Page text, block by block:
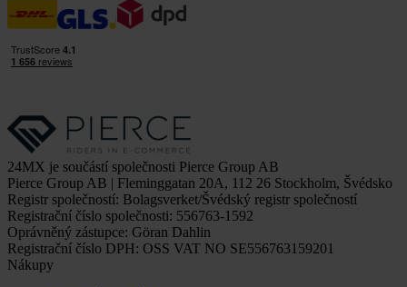
24MX je součástí společnosti Pierce Group AB
Pierce Group AB | Fleminggatan 20A, 112 26 Stockholm, Švédsko
Registr společností: Bolagsverket/Švédský registr společností
Registrační číslo společnosti: 556763-1592
Oprávněný zástupce: Göran Dahlin
Registrační číslo DPH: OSS VAT NO SE556763159201
Nákupy